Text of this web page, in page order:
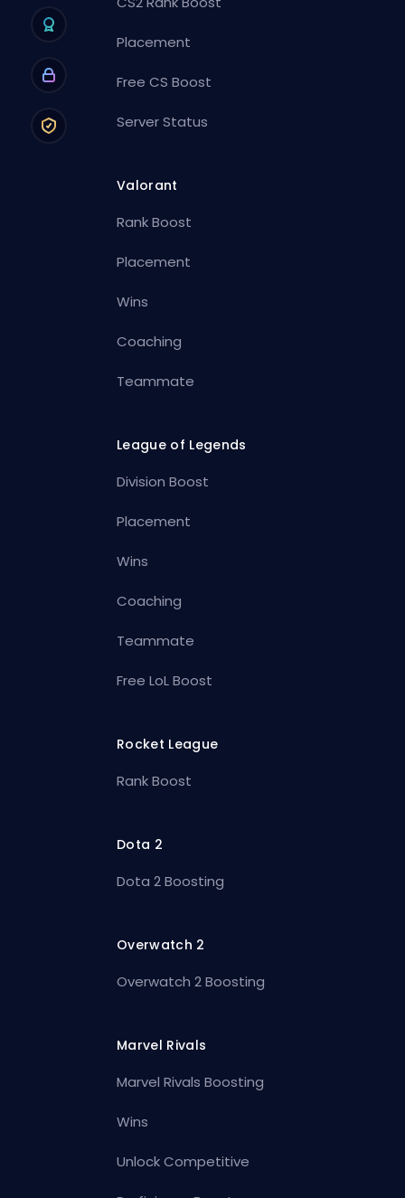
Placement
Free CS Boost
Server Status
Valorant
Rank Boost
Placement
Wins
Coaching
Teammate
League of Legends
Division Boost
Placement
Wins
Coaching
Teammate
Free LoL Boost
Rocket League
Rank Boost
Dota 2
Dota 2 Boosting
Overwatch 2
Overwatch 2 Boosting
Marvel Rivals
Marvel Rivals Boosting
Wins
Unlock Competitive